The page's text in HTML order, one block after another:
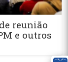
reunião
e outros